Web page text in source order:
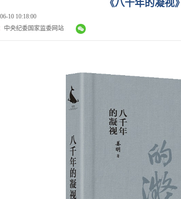
《八千年的凝视》
10 10:18:00
中央纪委国家监委网站